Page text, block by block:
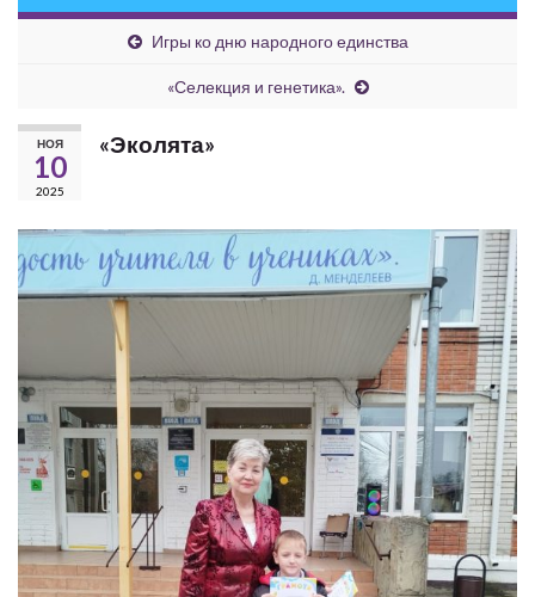
Игры ко дню народного единства
«Селекция и генетика».
НОЯ
10
2025
«Эколята»